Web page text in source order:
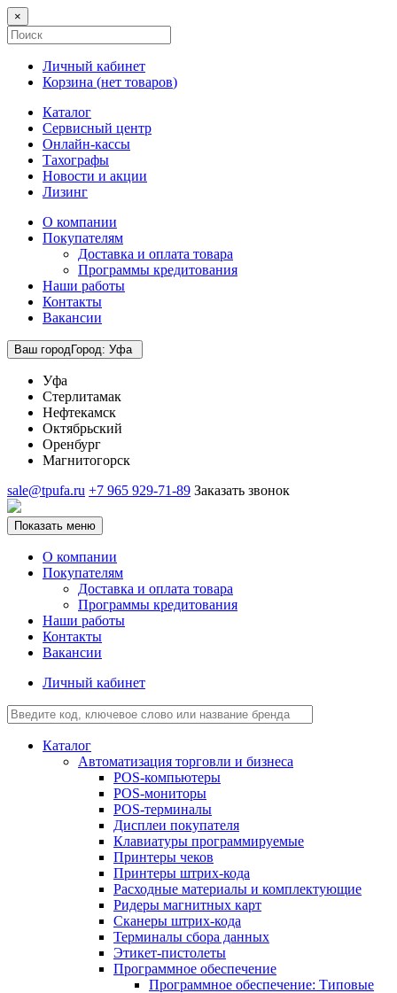
×
Личный кабинет
Корзина (нет товаров)
Каталог
Сервисный центр
Онлайн-кассы
Тахографы
Новости и акции
Лизинг
О компании
Покупателям
Доставка и оплата товара
Программы кредитования
Наши работы
Контакты
Вакансии
Ваш городГород: Уфа
Уфа
Стерлитамак
Нефтекамск
Октябрьский
Оренбург
Магнитогорск
sale@tpufa.ru +7 965 929-71-89 Заказать звонок
Показать меню
О компании
Покупателям
Доставка и оплата товара
Программы кредитования
Наши работы
Контакты
Вакансии
Личный кабинет
Каталог
Автоматизация торговли и бизнеса
POS-компьютеры
POS-мониторы
POS-терминалы
Дисплеи покупателя
Клавиатуры программируемые
Принтеры чеков
Принтеры штрих-кода
Расходные материалы и комплектующие
Ридеры магнитных карт
Сканеры штрих-кода
Терминалы сбора данных
Этикет-пистолеты
Программное обеспечение
Программное обеспечение: Типовые